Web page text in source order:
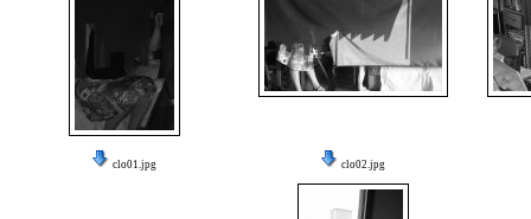
clo01.jpg clo02.jpg